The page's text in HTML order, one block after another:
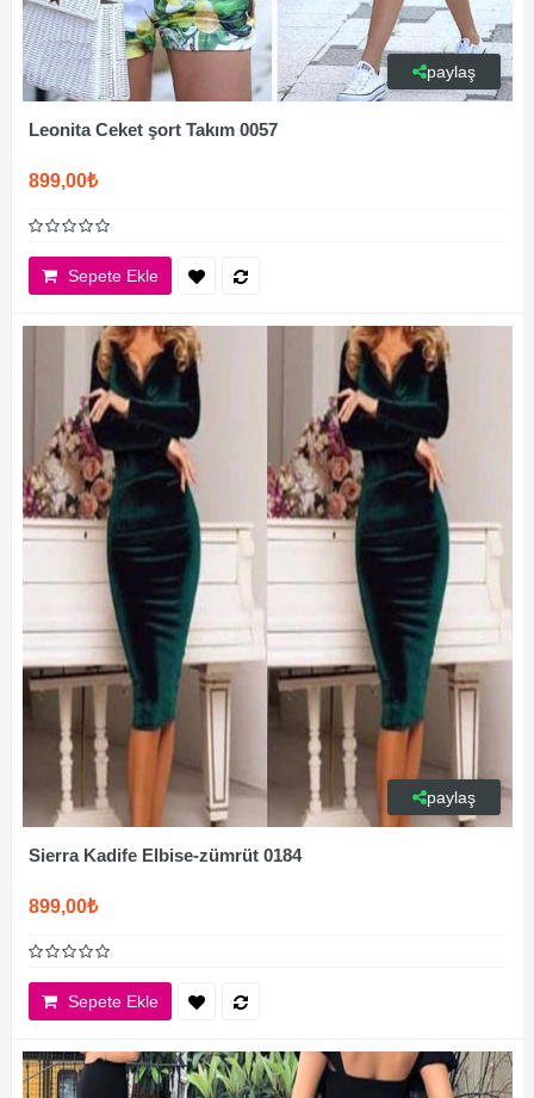
paylaş
Leonita Ceket şort Takım 0057
899,00₺
Sepete Ekle
paylaş
Sierra Kadife Elbise-zümrüt 0184
899,00₺
Sepete Ekle